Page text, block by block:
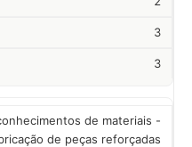
3
3
de materiais -
de peças reforçadas